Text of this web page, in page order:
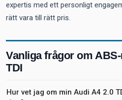
expertis med ett personligt
rätt vara till rätt pris.
Vanliga frågor om
TDI
Hur vet jag om min Audi A4 2.0